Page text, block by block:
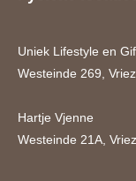
Uniek Lifestyle en
Westeinde 269,
Hartje Vjenne
Westeinde 21A,